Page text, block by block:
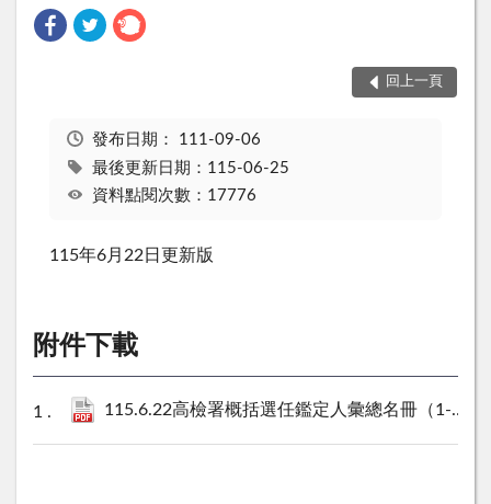
回上一頁
發布日期： 111-09-06
最後更新日期：115-06-25
資料點閱次數：17776
115年6月22日更新版
附件下載
115.6.22高檢署概括選任鑑定人彙總名冊（1-93項）.pdf